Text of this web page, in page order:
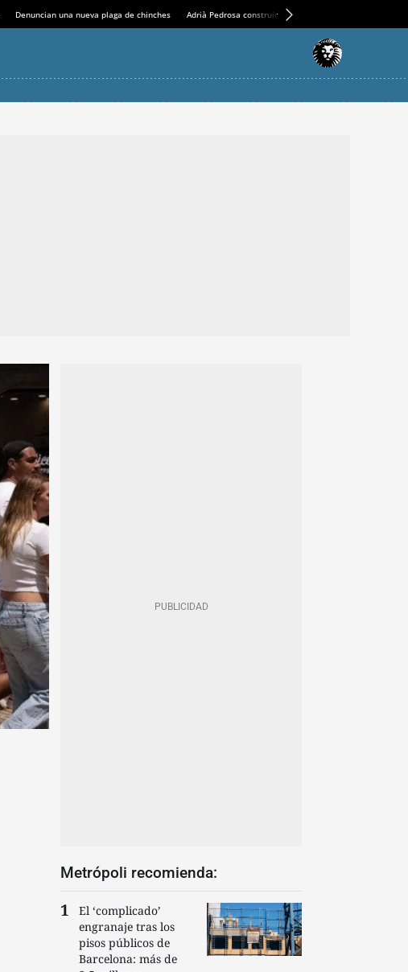
Denuncian una nueva plaga de chinches Adrià Pedrosa construirá la nueva residencia en el
Metrópoli recomienda:
El ‘complicado’
engranaje tras los
pisos públicos de
Barcelona: más de